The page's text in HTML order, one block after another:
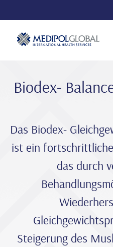
Biodex-
Das Biodex-
ist ein
das durch
Steigerung des